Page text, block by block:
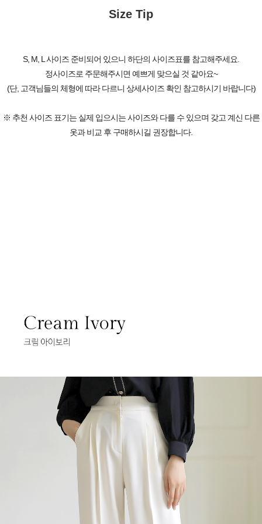
Size Tip
S, M, L 사이즈 준비되어 있으니 하단의 사이즈표를 참고해주세요.
정사이즈로 주문해주시면 예쁘게 맞으실 것 같아요~
(단, 고객님들의 체형에 따라 다르니 상세사이즈 확인 참고하시기 바랍니다)
※ 추천 사이즈 표기는 실제 입으시는 사이즈와 다를 수 있으며 갖고 계신 다른
옷과 비교 후 구매하시길 권장합니다.